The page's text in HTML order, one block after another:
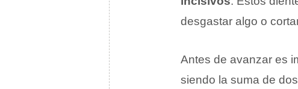
desgastar algo o
Antes de avanzar es
siendo la suma de